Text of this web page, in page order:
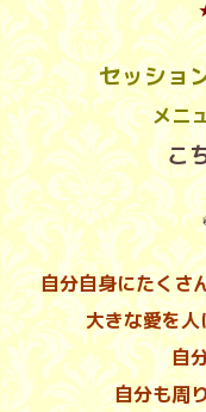
セッショ
メニ
こ
自分自身にたくさ
大きな愛を人
自
自分も周